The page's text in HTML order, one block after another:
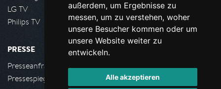
außerdem, um Ergebnisse zu
messen, um zu verstehen, woher
unsere Besucher kommen oder um
unsere Website weiter zu
entwickeln.
Alle akzeptieren
LG TV
Philips TV
PRESSE
Presseanfrage stellen
Pressespiegel